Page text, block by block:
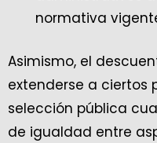
normativa
Asimismo, el
extenderse a ciertos
selección pública
de igualdad entre